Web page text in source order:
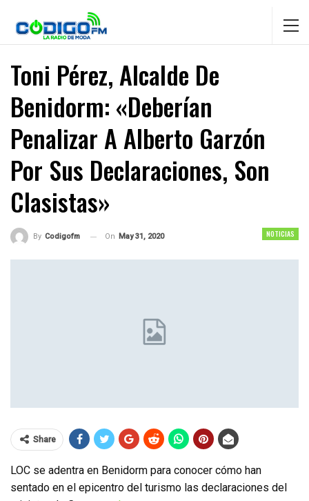
Toni Pérez, Alcalde De
Benidorm: «Deberían
Penalizar A Alberto Garzón
Por Sus Declaraciones, Son
Clasistas»
NOTICIAS
By Codigofm On May 31, 2020
Share
LOC se adentra en Benidorm para conocer cómo han
sentado en el epicentro del turismo las declaraciones del